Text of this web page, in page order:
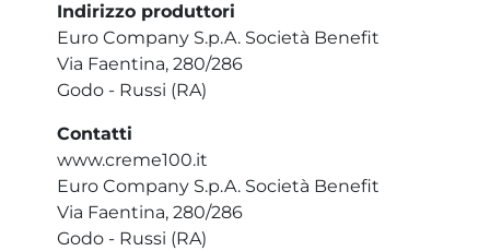
Indirizzo produttori
Euro Company S.p.A. Società Benefit
Via Faentina, 280/286
Godo - Russi (RA)
Contatti
www.creme100.it
Euro Company S.p.A. Società Benefit
Via Faentina, 280/286
Godo - Russi (RA)